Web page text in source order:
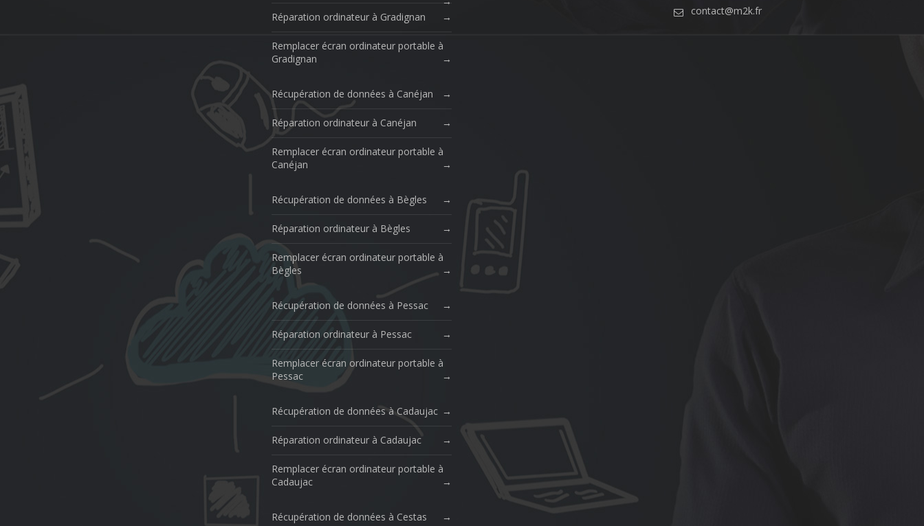
Réparation ordinateur à Gradignan
Remplacer écran ordinateur portable à
Gradignan
Récupération de données à Canéjan
Réparation ordinateur à Canéjan
Remplacer écran ordinateur portable à
Canéjan
Récupération de données à Bègles
Réparation ordinateur à Bègles
Remplacer écran ordinateur portable à
Bègles
Récupération de données à Pessac
Réparation ordinateur à Pessac
Remplacer écran ordinateur portable à
Pessac
Récupération de données à Cadaujac
Réparation ordinateur à Cadaujac
Remplacer écran ordinateur portable à
Cadaujac
Récupération de données à Cestas
contact@m2k.fr